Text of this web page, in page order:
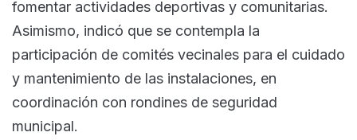
fomentar actividades deportivas y comunitarias.
Asimismo, indicó que se contempla la
participación de comités vecinales para el cuidado
y mantenimiento de las instalaciones, en
coordinación con rondines de seguridad
municipal.